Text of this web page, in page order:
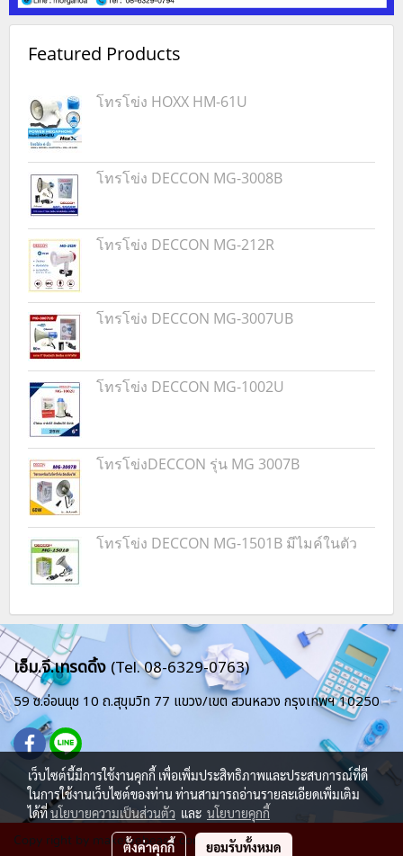
Featured Products
โทรโข่ง HOXX HM-61U
โทรโข่ง DECCON MG-3008B
โทรโข่ง DECCON MG-212R
โทรโข่ง DECCON MG-3007UB
โทรโข่ง DECCON MG-1002U
โทรโข่งDECCON รุ่น MG 3007B
โทรโข่ง DECCON MG-1501B มีไมค์ในตัว
เอ็ม.จี.เทรดดิ้ง (Tel. 08-6329-0763)
59 ซ.อ่อนนุช 10 ถ.สุขุมวิท 77 แขวง/เขต สวนหลวง กรุงเทพฯ 10250
Copy right by makewebeasy.com
เว็บไซต์นี้มีการใช้งานคุกกี้ เพื่อเพิ่มประสิทธิภาพและประสบการณ์ที่ดี
ในการใช้งานเว็บไซต์ของท่าน ท่านสามารถอ่านรายละเอียดเพิ่มเติม
ได้ที่นโยบายความเป็นส่วนตัว และ นโยบายคุกกี้
ตั้งค่าคุกกี้ ยอมรับทั้งหมด